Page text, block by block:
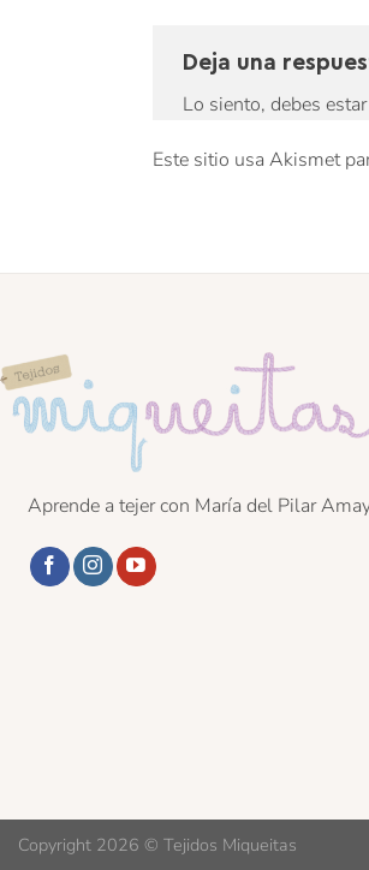
Deja una
Lo siento, debes estar
Este sitio usa Akismet
Aprende a tejer con María del Pilar
Copyright 2026 © Tejidos Miqueitas